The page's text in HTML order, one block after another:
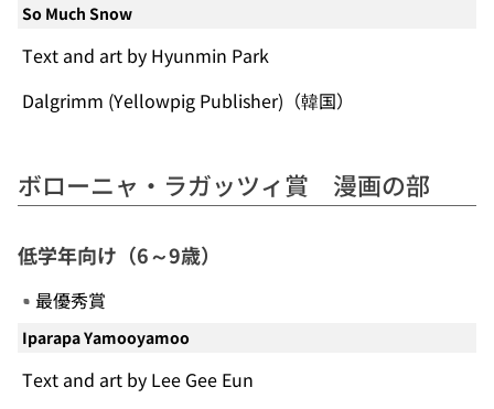
So Much Snow
Text and art by Hyunmin Park
Dalgrimm (Yellowpig Publisher)（韓国）
ボローニャ・ラガッツィ賞 漫画の部
低学年向け（6～9歳）
最優秀賞
Iparapa Yamooyamoo
Text and art by Lee Gee Eun